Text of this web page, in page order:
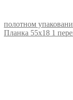
полотном
Планка 55х18 1